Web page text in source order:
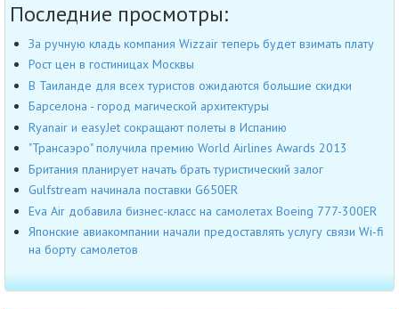
Последние просмотры:
За ручную кладь компания Wizzair теперь будет взимать плату
Рост цен в гостиницах Москвы
В Таиланде для всех туристов ожидаются большие скидки
Барселона - город магической архитектуры
Ryanair и easyJet сокращают полеты в Испанию
"Трансаэро" получила премию World Airlines Awards 2013
Британия планирует начать брать туристический залог
Gulfstream начинала поставки G650ER
Eva Air добавила бизнес-класс на самолетах Boeing 777-300ER
Японские авиакомпании начали предоставлять услугу связи Wi-fi
на борту самолетов